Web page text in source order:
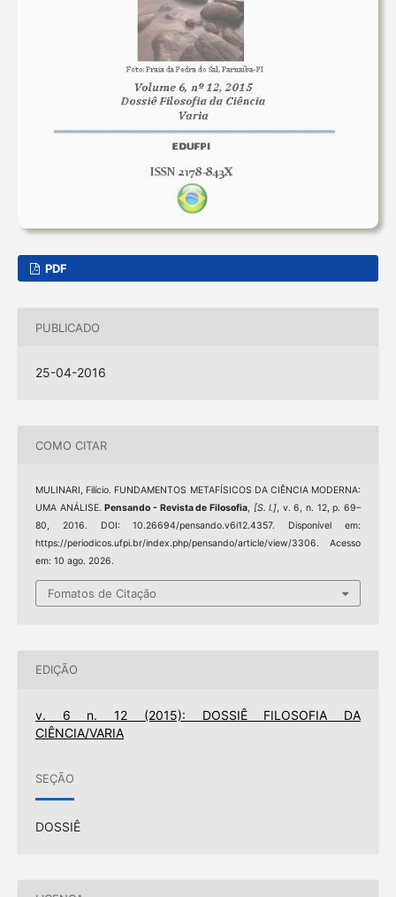
PDF
PUBLICADO
25-04-2016
COMO CITAR
MULINARI, Filício. FUNDAMENTOS METAFÍSICOS DA CIÊNCIA MODERNA:
UMA ANÁLISE.Pensando - Revista de Filosofia, [S. l.], v. 6, n. 12, p. 69–
80, 2016. DOI: 10.26694/pensando.v6i12.4357. Disponível em:
https://periodicos.ufpi.br/index.php/pensando/article/view/3306. Acesso
em: 10 ago. 2026.
Fomatos de Citação
EDIÇÃO
v. 6 n. 12 (2015): DOSSIÊ FILOSOFIA DA
CIÊNCIA/VARIA
SEÇÃO
DOSSIÊ